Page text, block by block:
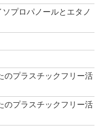
プロパノールとエタノ
のプラスチックフリー活
のプラスチックフリー活